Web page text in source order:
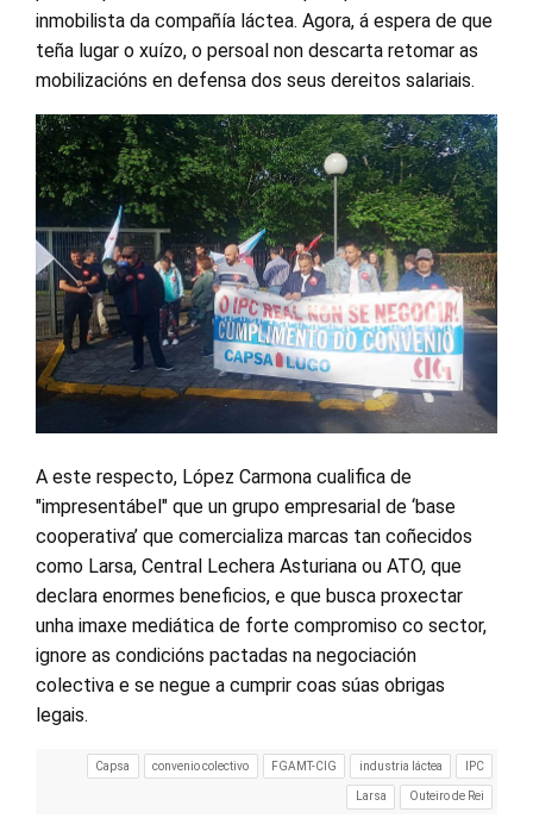
inmobilista da compañía láctea. Agora, á espera de que
teña lugar o xuízo, o persoal non descarta retomar as
mobilizacións en defensa dos seus dereitos salariais.
A este respecto, López Carmona cualifica de
"impresentábel" que un grupo empresarial de ‘base
cooperativa’ que comercializa marcas tan coñecidos
como Larsa, Central Lechera Asturiana ou ATO, que
declara enormes beneficios, e que busca proxectar
unha imaxe mediática de forte compromiso co sector,
ignore as condicións pactadas na negociación
colectiva e se negue a cumprir coas súas obrigas
legais.
Capsa convenio colectivo FGAMT-CIG industria láctea IPC
Larsa Outeiro de Rei